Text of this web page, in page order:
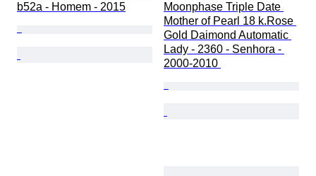
b52a - Homem - 2015
Moonphase Triple Date
Mother of Pearl 18 k.Rose
Gold Daimond Automatic
Lady - 2360 - Senhora -
2000-2010